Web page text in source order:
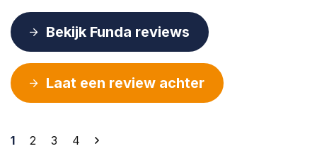
Bekijk Funda reviews
Laat een review achter
Berichten
1 2 3 4